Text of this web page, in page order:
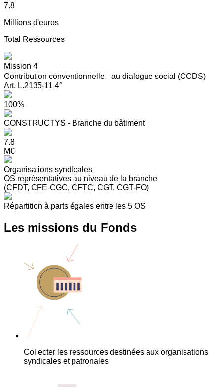
7.8
Millions d'euros
Total Ressources
Mission 4
Contribution conventionnelle au dialogue social (CCDS)
Art. L.2135-11 4°
100%
CONSTRUCTYS - Branche du bâtiment
7.8
M€
Organisations syndIcales
OS représentatives au niveau de la branche
(CFDT, CFE-CGC, CFTC, CGT, CGT-FO)
Répartition à parts égales entre les 5 OS
Les missions du Fonds
Collecter les ressources destinées aux organisations
syndicales et patronales